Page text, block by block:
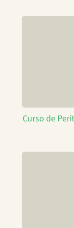
Curso de